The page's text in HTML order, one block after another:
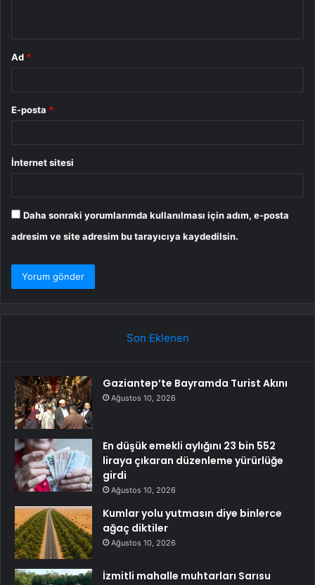
Ad *
E-posta *
İnternet sitesi
Daha sonraki yorumlarımda kullanılması için adım, e-posta
adresim ve site adresim bu tarayıcıya kaydedilsin.
Son Eklenen
Gaziantep’te Bayramda Turist Akını
Ağustos 10, 2026
En düşük emekli aylığını 23 bin 552
liraya çıkaran düzenleme yürürlüğe
girdi
Ağustos 10, 2026
Kumlar yolu yutmasın diye binlerce
ağaç diktiler
Ağustos 10, 2026
İzmitli mahalle muhtarları Sarısu